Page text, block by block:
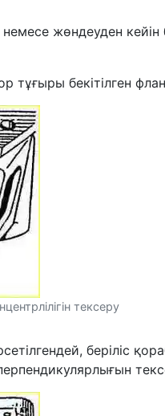
жөндеуден
бекітілген
тексеру